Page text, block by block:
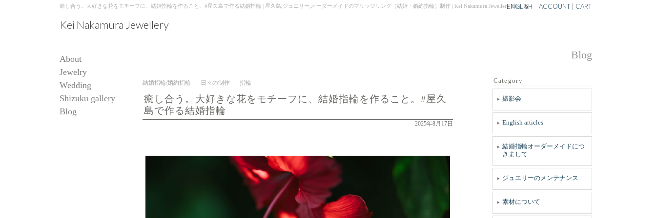
癒し合う。大好きな花をモチーフに、結婚指輪を作ること。#屋久島で作る結婚指輪 | 屋久島,ジュエリー,オーダーメイドのマリッジリング（結婚・婚約指輪）制作 | Kei Nakamura Jewellery Blog
Kei Nakamura Jewellery
ENGLISH ACCOUNT CART
About
Jewelry
Wedding
Shizuku gallery
Blog
Blog
結婚指輪/婚約指輪 日々の制作 指輪
癒し合う。大好きな花をモチーフに、結婚指輪を作ること。#屋久
島で作る結婚指輪
2025年8月17日
Category
撮影会
English articles
結婚指輪オーダーメイドにつ
きまして
ジュエリーのメンテナンス
素材について